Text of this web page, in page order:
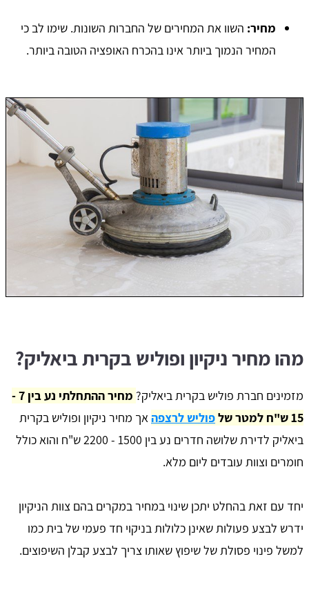
מחיר: השוו את המחירים של החברות השונות. שימו לב כי
המחיר הנמוך ביותר אינו בהכרח האופציה הטובה ביותר.
מהו מחיר ניקיון ופוליש בקרית ביאליק?
מזמינים חברת פוליש בקרית ביאליק?
מחיר ההתחלתי נע בין 7 -
15 ש"ח למטר של
פוליש לרצפהאך מחיר ניקיון ופוליש בקרית
ביאליק לדירת שלושה חדרים נע בין 1500 - 2200 ש"ח והוא כולל
חומרים וצוות עובדים ליום מלא.
יחד עם זאת בהחלט יתכן שינוי במחיר במקרים בהם צוות הניקיון
ידרש לבצע פעולות שאינן כלולות בניקוי חד פעמי של בית כמו
למשל פינוי פסולת של שיפוץ שאותו צריך לבצע קבלן השיפוצים.